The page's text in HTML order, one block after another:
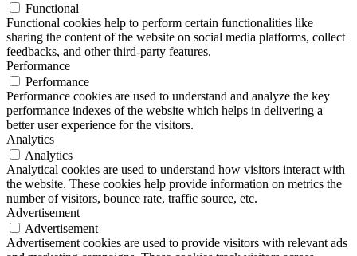
Functional
Functional cookies help to perform certain functionalities like
sharing the content of the website on social media platforms, collect
feedbacks, and other third-party features.
Performance
Performance
Performance cookies are used to understand and analyze the key
performance indexes of the website which helps in delivering a
better user experience for the visitors.
Analytics
Analytics
Analytical cookies are used to understand how visitors interact with
the website. These cookies help provide information on metrics the
number of visitors, bounce rate, traffic source, etc.
Advertisement
Advertisement
Advertisement cookies are used to provide visitors with relevant ads